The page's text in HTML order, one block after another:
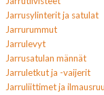
Jarrusylinterit ja satulat
Jarrurummut
Jarrulevyt
Jarrusatulan männät
Jarruletkut ja -vaijerit
Jarruliittimet ja